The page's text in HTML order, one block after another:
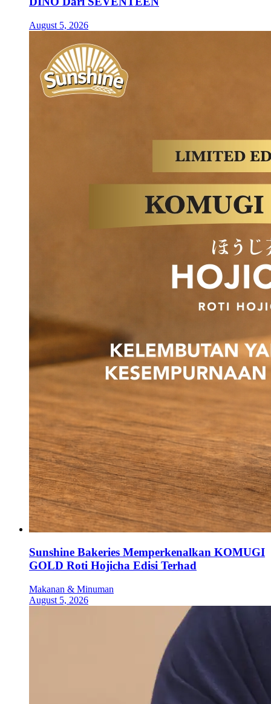
August 5, 2026
Sunshine Bakeries Memperkenalkan KOMUGI
GOLD Roti Hojicha Edisi Terhad
Makanan & Minuman
August 5, 2026